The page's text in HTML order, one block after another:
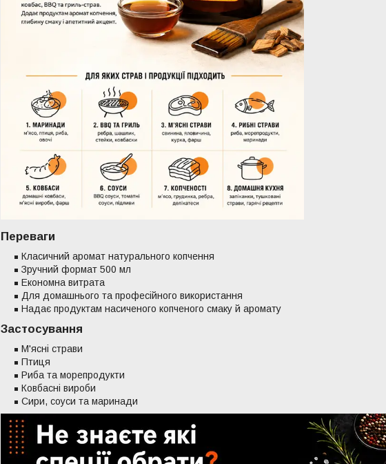
Переваги
Класичний аромат натурального копчення
Зручний формат 500 мл
Економна витрата
Для домашнього та професійного використання
Надає продуктам насиченого копченого смаку й аромату
Застосування
М'ясні страви
Птиця
Риба та морепродукти
Ковбасні вироби
Сири, соуси та маринади